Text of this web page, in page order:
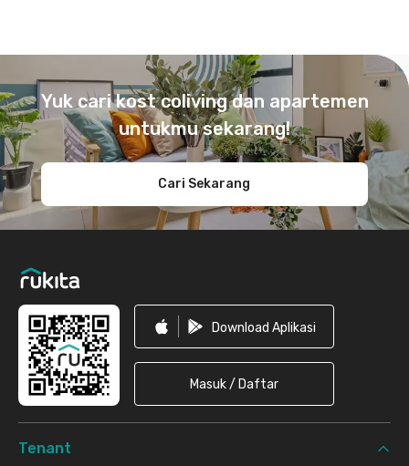
Yuk cari kost coliving dan apartemen
untukmu sekarang!
Cari Sekarang
Download Aplikasi
Masuk / Daftar
Tenant